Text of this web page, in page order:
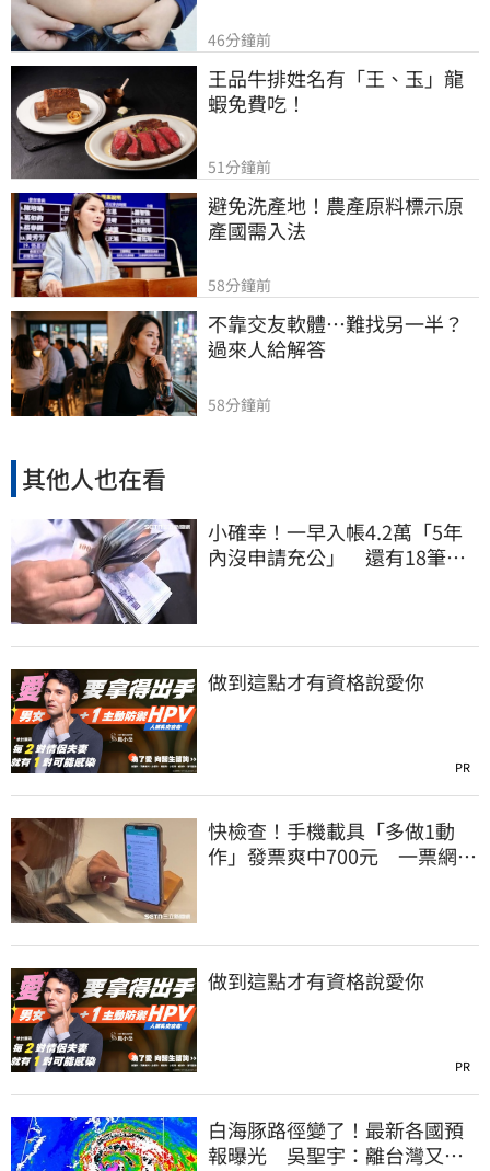
46分鐘前
王品牛排姓名有「王、玉」龍
蝦免費吃！
51分鐘前
避免洗產地！農產原料標示原
產國需入法
58分鐘前
不靠交友軟體…難找另一半？
過來人給解答
58分鐘前
其他人也在看
小確幸！一早入帳4.2萬「5年
內沒申請充公」 還有18筆錢
做到這點才有資格說愛你
PR
快檢查！手機載具「多做1動
作」發票爽中700元 一票網照
做到這點才有資格說愛你
PR
白海豚路徑變了！最新各國預
報曝光 吳聖宇：離台灣又更